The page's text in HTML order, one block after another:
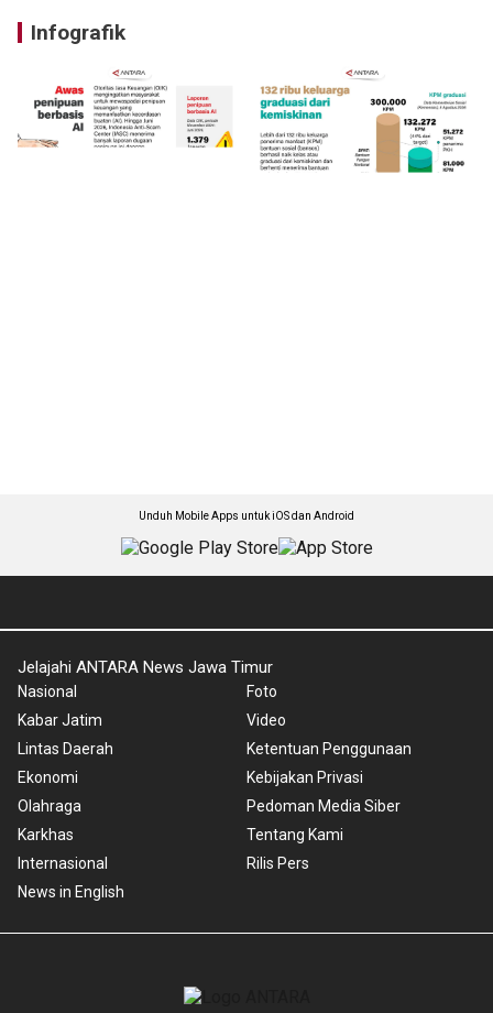
Infografik
Unduh Mobile Apps untuk iOS dan Android
Jelajahi ANTARA News Jawa Timur
Nasional
Kabar Jatim
Lintas Daerah
Ekonomi
Olahraga
Karkhas
Internasional
News in English
Foto
Video
Ketentuan Penggunaan
Kebijakan Privasi
Pedoman Media Siber
Tentang Kami
Rilis Pers